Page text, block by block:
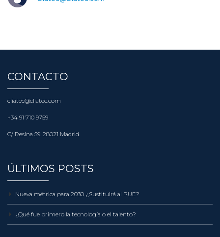
CONTACTO
cliatec@cliatec.com
+34 91 710 9759
C/ Resina 59. 28021 Madrid.
ÚLTIMOS POSTS
Nueva métrica para 2030 ¿Sustituirá al PUE?
¿Qué fue primero la tecnología o el talento?